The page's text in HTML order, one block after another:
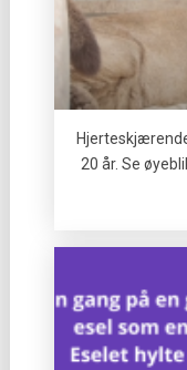
20 år. Se